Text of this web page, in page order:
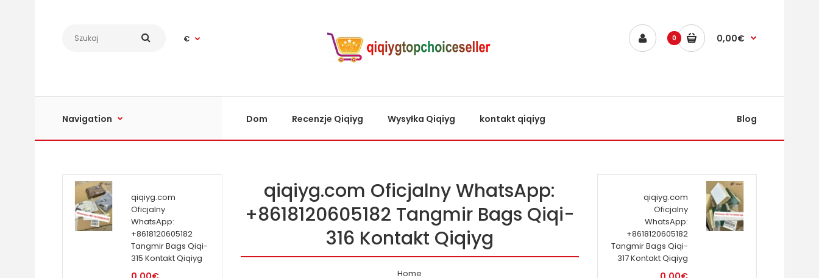
€ 0 0,00€
Navigation Dom Recenzje Qiqiyg Wysyłka Qiqiyg kontakt qiqiyg Blog
qiqiyg.com
Oficjalny
WhatsApp:
+8618120605182
Tangmir Bags Qiqi-
315 Kontakt Qiqiyg
qiqiyg.com Oficjalny WhatsApp:
+8618120605182 Tangmir Bags Qiqi-
316 Kontakt Qiqiyg
Home
qiqiyg.com
Oficjalny
WhatsApp:
+8618120605182
Tangmir Bags Qiqi-
317 Kontakt Qiqiyg